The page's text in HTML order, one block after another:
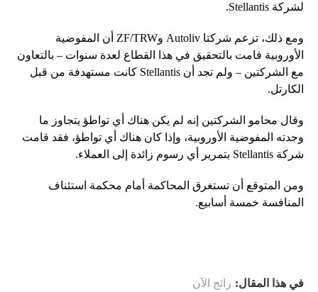
لشركة Stellantis.
ومع ذلك، تزعم شركتا Autoliv وZF/TRW أن المفوضية
الأوروبية قامت بالتحقيق في هذا القطاع لعدة سنوات – بالتعاون
مع الشركتين – ولم تجد أن Stellantis كانت مستهدفة من قبل
الكارتل.
وقال محامو الشركتين إنه لم يكن هناك أي تواطؤ يتجاوز ما
وجدته المفوضية الأوروبية، وإذا كان هناك أي تواطؤ، فقد قامت
شركة Stellantis بتمرير أي رسوم زائدة إلى العملاء.
ومن المتوقع أن تستغرق المحاكمة أمام محكمة استئناف
المنافسة خمسة أسابيع.
في هذا المقال: رائج الآن